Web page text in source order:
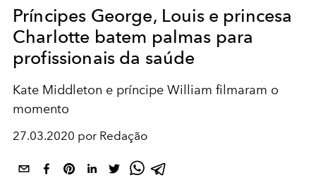
Príncipes George, Louis e princesa
Charlotte batem palmas para
profissionais da saúde
Kate Middleton e príncipe William filmaram o
momento
27.03.2020 por Redação